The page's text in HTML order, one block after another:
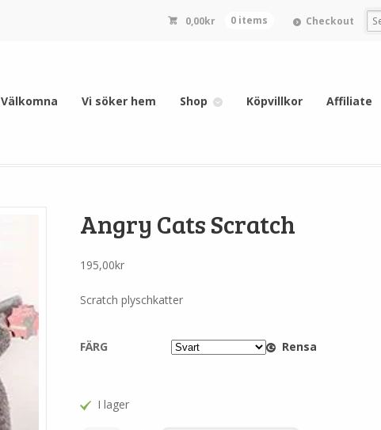
0,00kr 0 items Checkout
Välkomna Vi söker hem Shop Köpvillkor Affiliate
Angry Cats Scratch
195,00kr
Scratch plyschkatter
FÄRG Rensa
I lager